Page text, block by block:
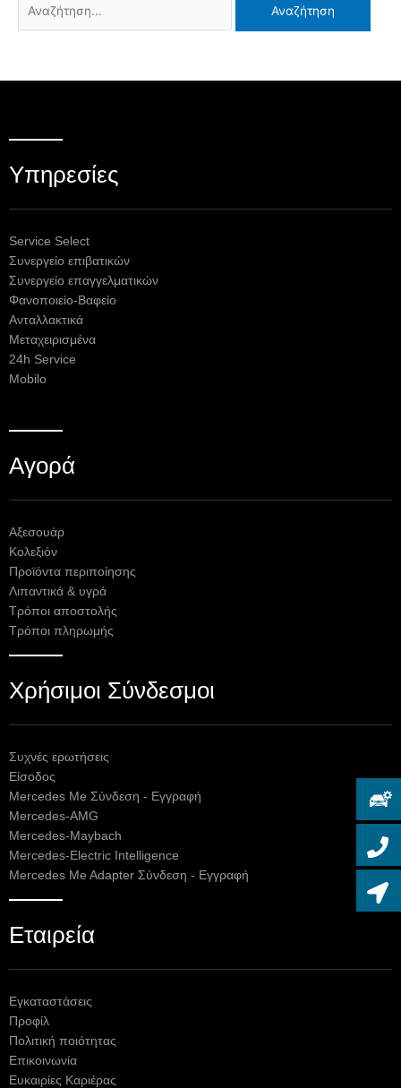
Υπηρεσίες
Service Select
Συνεργείο επιβατικών
Συνεργείο επαγγελματικών
Φανοποιείο-Βαφείο
Ανταλλακτικά
Μεταχειρισμένα
24h Service
Mobilo
Αγορά
Αξεσουάρ
Κολεξιόν
Προϊόντα περιποίησης
Λιπαντικά & υγρά
Τρόποι αποστολής
Τρόποι πληρωμής
Χρήσιμοι Σύνδεσμοι
Συχνές ερωτήσεις
Είσοδος
Mercedes Me Σύνδεση - Εγγραφή
Mercedes-AMG
Mercedes-Maybach
Mercedes-Electric Intelligence
Mercedes Me Adapter Σύνδεση - Εγγραφή
Εταιρεία
Εγκαταστάσεις
Προφίλ
Πολιτική ποιότητας
Επικοινωνία
Ευκαιρίες Καριέρας